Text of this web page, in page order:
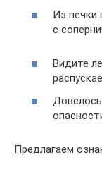
Из печки
с
Видите
Предлагаем